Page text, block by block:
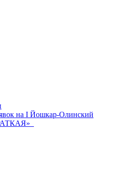
на I Йошкар-Олинский